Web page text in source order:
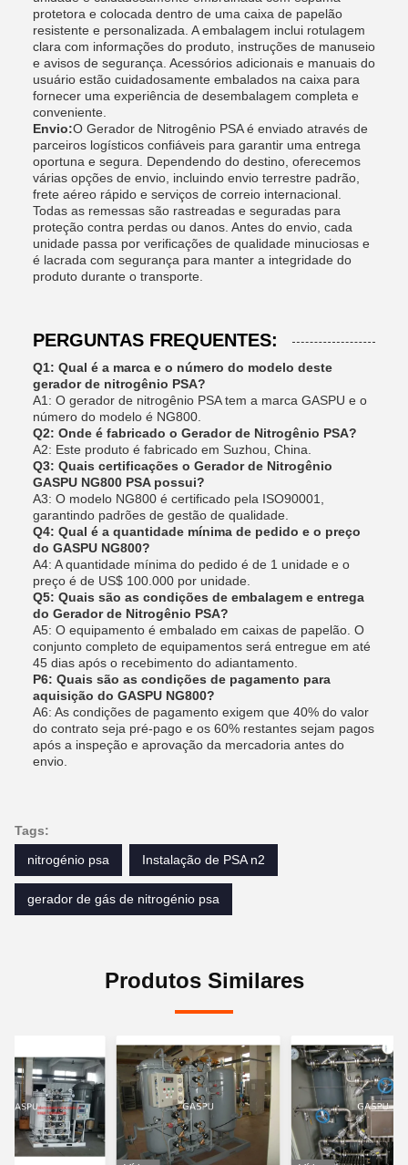
protetora e colocada dentro de uma caixa de papelão
resistente e personalizada. A embalagem inclui rotulagem
clara com informações do produto, instruções de manuseio
e avisos de segurança. Acessórios adicionais e manuais do
usuário estão cuidadosamente embalados na caixa para
fornecer uma experiência de desembalagem completa e
conveniente.
Envio:O Gerador de Nitrogênio PSA é enviado através de
parceiros logísticos confiáveis ​​para garantir uma entrega
oportuna e segura. Dependendo do destino, oferecemos
várias opções de envio, incluindo envio terrestre padrão,
frete aéreo rápido e serviços de correio internacional.
Todas as remessas são rastreadas e seguradas para
proteção contra perdas ou danos. Antes do envio, cada
unidade passa por verificações de qualidade minuciosas e
é lacrada com segurança para manter a integridade do
produto durante o transporte.
PERGUNTAS FREQUENTES:
Q1: Qual é a marca e o número do modelo deste
gerador de nitrogênio PSA?
A1: O gerador de nitrogênio PSA tem a marca GASPU e o
número do modelo é NG800.
Q2: Onde é fabricado o Gerador de Nitrogênio PSA?
A2: Este produto é fabricado em Suzhou, China.
Q3: Quais certificações o Gerador de Nitrogênio
GASPU NG800 PSA possui?
A3: O modelo NG800 é certificado pela ISO90001,
garantindo padrões de gestão de qualidade.
Q4: Qual é a quantidade mínima de pedido e o preço
do GASPU NG800?
A4: A quantidade mínima do pedido é de 1 unidade e o
preço é de US$ 100.000 por unidade.
Q5: Quais são as condições de embalagem e entrega
do Gerador de Nitrogênio PSA?
A5: O equipamento é embalado em caixas de papelão. O
conjunto completo de equipamentos será entregue em até
45 dias após o recebimento do adiantamento.
P6: Quais são as condições de pagamento para
aquisição do GASPU NG800?
A6: As condições de pagamento exigem que 40% do valor
do contrato seja pré-pago e os 60% restantes sejam pagos
após a inspeção e aprovação da mercadoria antes do
envio.
Tags:
nitrogénio psa
Instalação de PSA n2
gerador de gás de nitrogénio psa
Produtos Similares